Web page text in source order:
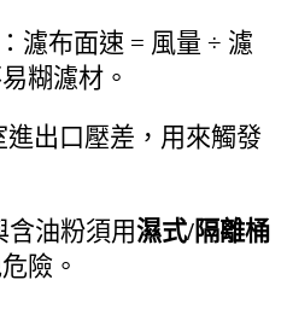
：濾布面速 = 風量 ÷ 濾
糊濾材。
進出口壓差，用來觸發
含油粉須用濕式/隔離桶
險。